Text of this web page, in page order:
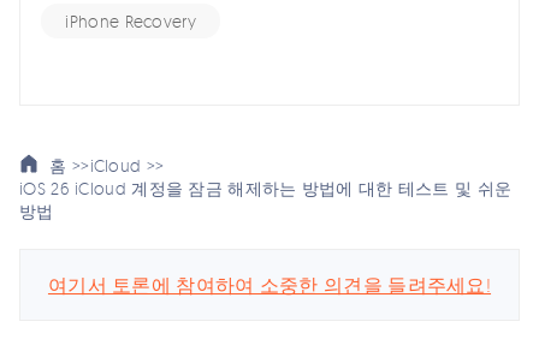
iPhone Recovery
홈 >>iCloud >>
iOS 26 iCloud 계정을 잠금 해제하는 방법에 대한 테스트 및 쉬운
방법
여기서 토론에 참여하여 소중한 의견을 들려주세요!